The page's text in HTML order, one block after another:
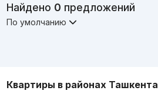
Найдено 0 предложений
По умолчанию
Квартиры в районах Ташкента